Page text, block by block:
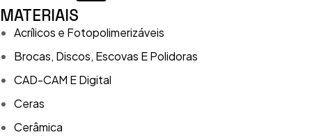
MATERIAIS
Acrílicos e Fotopolimerizáveis
Brocas, Discos, Escovas E Polidoras
CAD-CAM E Digital
Ceras
Cerâmica